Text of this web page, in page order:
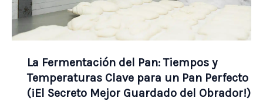
La Fermentación del Pan: Tiempos y
Temperaturas Clave para un Pan Perfecto
(¡El Secreto Mejor Guardado del Obrador!)